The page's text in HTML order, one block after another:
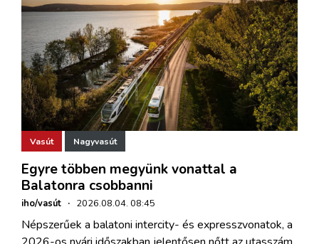
Vasút Nagyvasút
Egyre többen megyünk vonattal a
Balatonra csobbanni
iho/vasút · 2026.08.04. 08:45
Népszerűek a balatoni intercity- és expresszvonatok, a